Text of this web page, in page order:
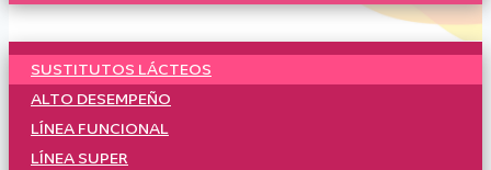
SUSTITUTOS LÁCTEOS
ALTO DESEMPEÑO
LÍNEA FUNCIONAL
LÍNEA SUPER